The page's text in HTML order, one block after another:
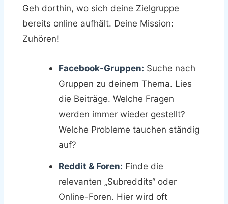
Geh dorthin, wo sich deine Zielgruppe
bereits online aufhält. Deine Mission:
Zuhören!
Facebook-Gruppen: Suche nach
Gruppen zu deinem Thema. Lies
die Beiträge. Welche Fragen
werden immer wieder gestellt?
Welche Probleme tauchen ständig
auf?
Reddit & Foren: Finde die
relevanten „Subreddits“ oder
Online-Foren. Hier wird oft